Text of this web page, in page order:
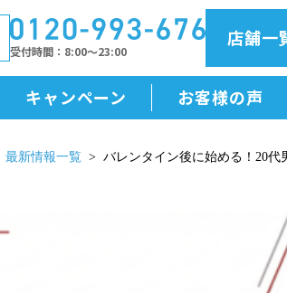
受付時間 8:00～23:00
店舗一
キャンペーン お客様の声
最新情報一覧 バレンタイン後に始める！20